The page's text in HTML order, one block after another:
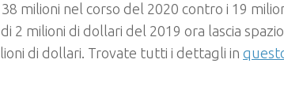
milioni nel corso del 2020 contro i 19
2 milioni di dollari del 2019 ora lascia
di dollari. Trovate tutti i dettagli in